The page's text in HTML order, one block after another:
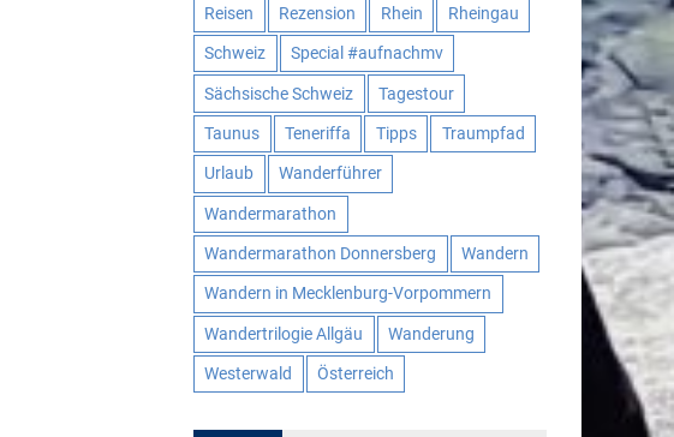
Reisen Rezension Rhein Rheingau
Schweiz Special #aufnachmv
Sächsische Schweiz Tagestour
Taunus Teneriffa Tipps Traumpfad
Urlaub Wanderführer
Wandermarathon
Wandermarathon Donnersberg Wandern
Wandern in Mecklenburg-Vorpommern
Wandertrilogie Allgäu Wanderung
Westerwald Österreich